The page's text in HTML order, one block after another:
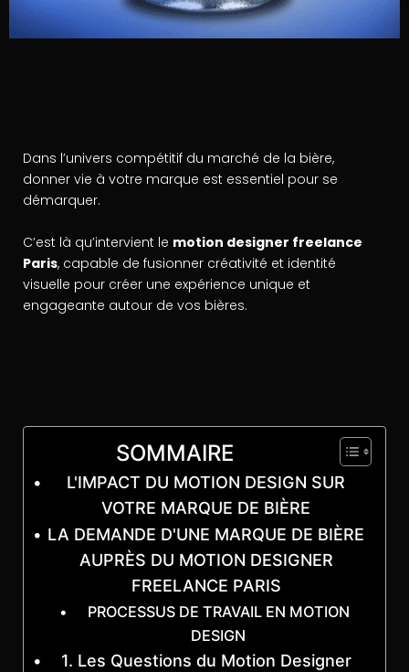
Dans l’univers compétitif du marché de la bière,
donner vie à votre marque est essentiel pour se
démarquer.
C’est là qu’intervient le motion designer freelance
Paris, capable de fusionner créativité et identité
visuelle pour créer une expérience unique et
engageante autour de vos bières.
SOMMAIRE
L'IMPACT DU MOTION DESIGN SUR
VOTRE MARQUE DE BIÈRE
LA DEMANDE D'UNE MARQUE DE BIÈRE
AUPRÈS DU MOTION DESIGNER
FREELANCE PARIS
PROCESSUS DE TRAVAIL EN MOTION
DESIGN
1. Les Questions du Motion Designer